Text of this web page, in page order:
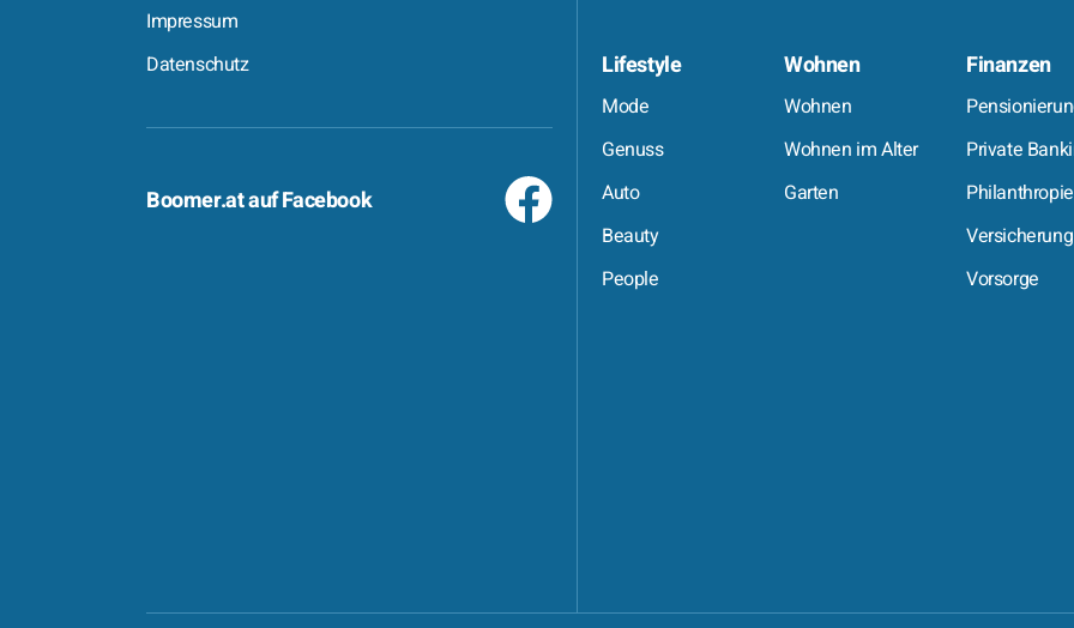
Impressum
Datenschutz
Boomer.at auf Facebook
Lifestyle
Mode
Genuss
Auto
Beauty
People
Wohnen
Wohnen
Wohnen im Alter
Garten
Finanzen
Private
Philanthropie
Versicherung
Vorsorge